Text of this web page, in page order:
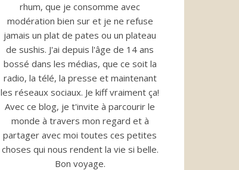
rhum, que je consomme avec
modération bien sur et je ne refuse
jamais un plat de pates ou un plateau
de sushis. J'ai depuis l'âge de 14 ans
bossé dans les médias, que ce soit la
radio, la télé, la presse et maintenant
les réseaux sociaux. Je kiff vraiment ça!
Avec ce blog, je t'invite à parcourir le
monde à travers mon regard et à
partager avec moi toutes ces petites
choses qui nous rendent la vie si belle.
Bon voyage.